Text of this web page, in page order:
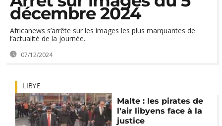
décembre 2024
Africanews s’arrête sur les images les plus marquantes de
l’actualité de la journée.
07/12/2024
LIBYE
Malte : les pirates de
l'air libyens face à la
justice